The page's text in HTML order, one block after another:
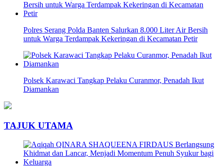
Polres Serang Polda Banten Salurkan 8.000 Liter Air Bersih
untuk Warga Terdampak Kekeringan di Kecamatan Petir
Polsek Karawaci Tangkap Pelaku Curanmor, Penadah Ikut
Diamankan
TAJUK UTAMA